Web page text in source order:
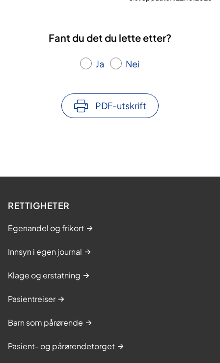
Fant du det du lette etter?
Ja Nei
PDF-utskrift
RETTIGHETER
Egenandel og frikort
Innsyn i egen journal
Klage og erstatning
Pasientreiser
Barn som pårørende
Pasient- og pårørendetorget